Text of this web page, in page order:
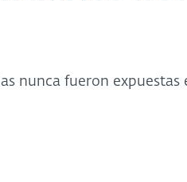
nunca fueron